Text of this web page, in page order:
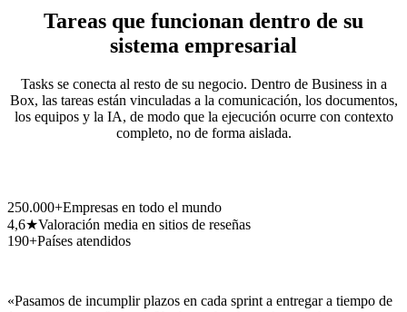
Tareas que funcionan dentro de su
sistema empresarial
Tasks se conecta al resto de su negocio. Dentro de Business in a
Box, las tareas están vinculadas a la comunicación, los documentos,
los equipos y la IA, de modo que la ejecución ocurre con contexto
completo, no de forma aislada.
250.000+Empresas en todo el mundo
4,6★Valoración media en sitios de reseñas
190+Países atendidos
«Pasamos de incumplir plazos en cada sprint a entregar a tiempo de